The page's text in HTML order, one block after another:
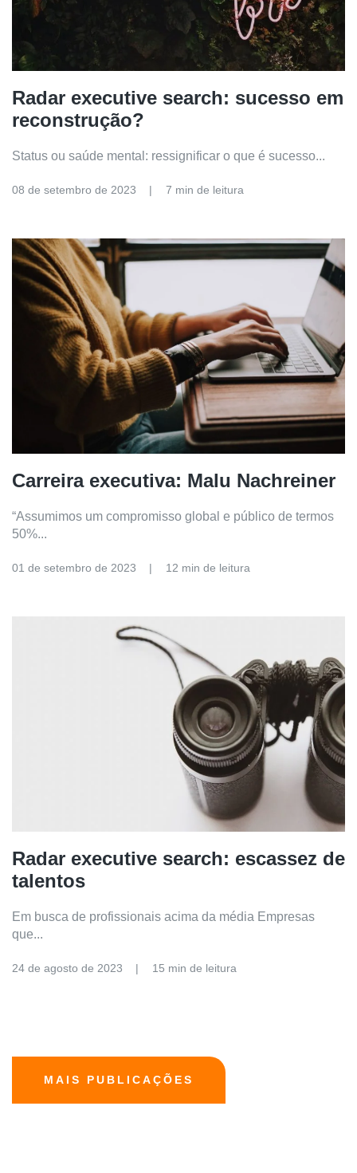
Radar executive search: sucesso em
reconstrução?
Status ou saúde mental: ressignificar o que é sucesso...
08 de setembro de 2023 7 min de leitura
Carreira executiva: Malu Nachreiner
“Assumimos um compromisso global e público de termos
50%...
01 de setembro de 2023 12 min de leitura
Radar executive search: escassez de
talentos
Em busca de profissionais acima da média Empresas
que...
24 de agosto de 2023 15 min de leitura
MAIS PUBLICAÇÕES